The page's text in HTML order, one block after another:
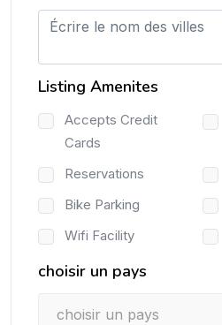
Listing Amenites
Accepts Credit
Cards
Reservations
Bike Parking
Wifi Facility
choisir un pays
choisir un pays